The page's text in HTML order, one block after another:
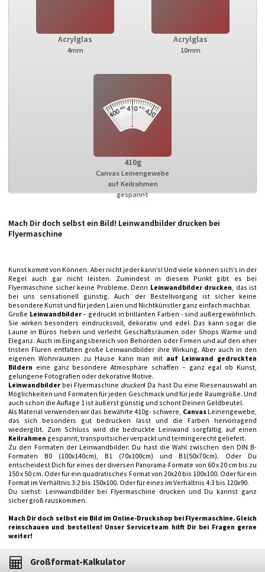
Acrylglas
4mm
Acrylglas
10mm
410g
Canvas Leinengewebe
auf Keilrahmen
gespannt
Mach Dir doch selbst ein Bild! Leinwandbilder drucken bei
Flyermaschine
Kunst kommt von Können. Aber nicht jeder kann’s! Und viele können sich’s in der
Regel auch gar nicht leisten. Zumindest in diesem Punkt gibt es bei
Flyermaschine sicher keine Probleme. Denn Leinwandbilder drucken, das ist
bei uns sensationell günstig. Auch der Bestellvorgang ist sicher keine
besondere Kunst und für jeden Laien und Nichtkünstler ganz einfach machbar.
Große Leinwandbilder– gedruckt in brillanten Farben - sind außergewöhnlich.
Sie wirken besonders eindrucksvoll, dekorativ und edel. Das kann sogar die
Laune in Büros heben und verleiht Geschäftsräumen oder Shops Wärme und
Eleganz. Auch im Eingangsbereich von Behörden oder Firmen und auf den eher
tristen Fluren entfalten große Leinwandbilder ihre Wirkung. Aber auch in den
eigenen Wohnräumen zu Hause kann man mit auf Leinwand gedruckten
Bildern eine ganz besondere Atmosphäre schaffen – ganz egal ob Kunst,
gelungene Fotografien oder dekorative Motive.
Leinwandbilder bei Flyermaschine drucken! Da hast Du eine Riesenauswahl an
Möglichkeiten und Formaten für jeden Geschmack und für jede Raumgröße. Und
auch schon die Auflage 1 ist äußerst günstig und schont Deinen Geldbeutel.
Als Material verwenden wir das bewährte 410g- schwere, CanvasLeinengewebe,
das sich besonders gut bedrucken lässt und die Farben hervorragend
wiedergibt. Zum Schluss wird die bedruckte Leinwand sorgfältig auf einen
Keilrahmen gespannt, transportsicher verpackt und termingerecht geliefert.
Zu den Formaten der Leinwandbilder: Du hast die Wahl zwischen den DIN B-
Formaten B0 (100x140cm), B1 (70x100cm) und B1(50x70cm). Oder Du
entscheidest Dich für eines der diversen Panorama-Formate von 60 x 20 cm bis zu
150 x 50 cm. Oder für ein quadratisches Format von 20x20 bis 100x100. Oder für ein
Format im Verhältnis 3:2 bis 150x100. Oder für eines im Verhältnis 4:3 bis 120x90.
Du siehst: Leinwandbilder bei Flyermaschine drucken und Du kannst ganz
sicher groß rauskommen.
Mach Dir doch selbst ein Bild im Online-Druckshop bei Flyermaschine. Gleich
reinschauen und bestellen! Unser Serviceteam hilft Dir bei Fragen gerne
weiter!
Großformat-Kalkulator